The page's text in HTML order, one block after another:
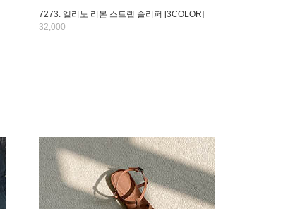
7273. 엘리노 리본 스트랩 슬리퍼 [3COLOR]
32,000